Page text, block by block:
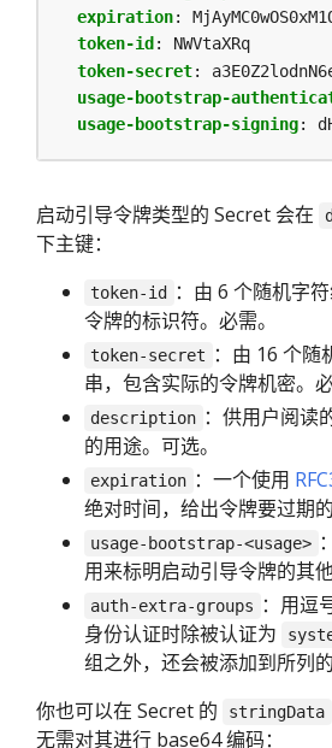
expiration:
token-id :
NWVtaXRq
token-secret:
usage-bootstrap-
usage-bootstrap-signing:
启动引导令牌类型的 Secret 会在
下主键：
token-id
：由 6 个随机字
令牌的标识符。必需。
token-secret
：由 16 个随
串，包含实际的令牌机密。必
description ：供用户阅读
的用途。可选。
expiration ：一个使用
绝对时间，给出令牌要过期
usage-bootstrap-<usage>
用来标明启动引导令牌的其他
auth-extra-groups
：用逗
身份认证时除被认证为
组之外，还会被添加到所列
你也可以在 Secret 的
stringData
无需对其进行 base64 编码：